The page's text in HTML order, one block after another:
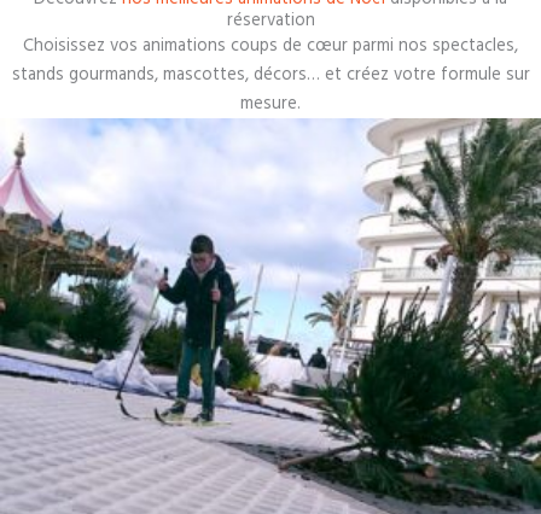
réservation
Choisissez vos animations coups de cœur parmi nos spectacles,
stands gourmands, mascottes, décors… et créez votre formule sur
mesure.